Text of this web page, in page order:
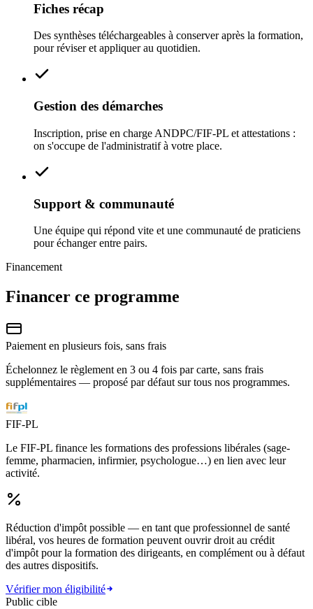
Fiches récap
Des synthèses téléchargeables à conserver après la formation,
pour réviser et appliquer au quotidien.
Gestion des démarches
Inscription, prise en charge ANDPC/FIF‑PL et attestations :
on s'occupe de l'administratif à votre place.
Support & communauté
Une équipe qui répond vite et une communauté de praticiens
pour échanger entre pairs.
Financement
Financer ce programme
Paiement en plusieurs fois, sans frais
Échelonnez le règlement en 3 ou 4 fois par carte, sans frais
supplémentaires — proposé par défaut sur tous nos programmes.
FIF-PL
Le FIF-PL finance les formations des professions libérales (sage-
femme, pharmacien, infirmier, psychologue…) en lien avec leur
activité.
Réduction d'impôt possible — en tant que professionnel de santé
libéral, vos heures de formation peuvent ouvrir droit au crédit
d'impôt pour la formation des dirigeants, en complément ou à défaut
des autres dispositifs.
Vérifier mon éligibilité
Public cible